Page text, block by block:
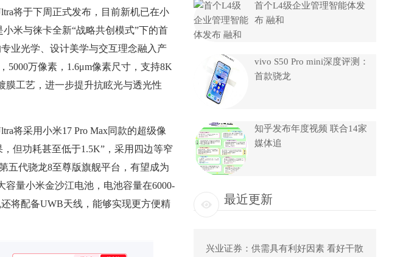
将于下周正式发布，目前新机已在小
米与徕卡全新“战略共创模式”下的首
业光学、设计美学与交互理念融入产
5000万像素，1.6μm像素尺寸，支持8K
膜工艺，进一步提升抗眩光与透光性
将采用小米17 Pro Max同款的超级像
但功耗甚至低于1.5K”，采用四边等窄
五代骁龙8至尊版旗舰平台，有望成为
量小米金沙江电池，电池容量在6000-
将配备UWB天线，能够实现更方便精
首个L4级企业管理智能体发
布 融和
vivo S50 Pro mini深度评测：
首款骁龙
知乎发布年度视频 联合14家
媒体追
最近更新
兴业证券：供需具有利好因素 看好干散